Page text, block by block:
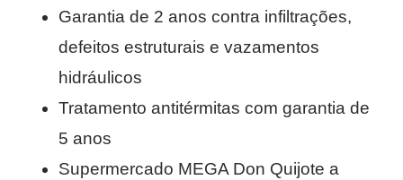
Garantia de 2 anos contra infiltrações,
defeitos estruturais e vazamentos
hidráulicos
Tratamento antitérmitas com garantia de
5 anos
Supermercado MEGA Don Quijote a